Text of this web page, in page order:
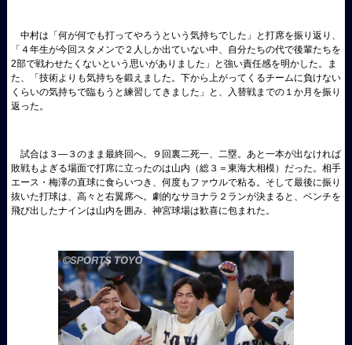
中村は「何が何でも打ってやろうという気持ちでした」と打席を振り返り、
「４年生が今回スタメンで２人しか出ていない中、自分たちの代で後輩たちを
2部で戦わせたくないという思いがありました」と強い責任感を明かした。ま
た、「技術よりも気持ちを鍛えました。下から上がってくるチームに負けない
くらいの気持ちで臨もうと練習してきました」と、入替戦までの１か月を振り
返った。
試合は３―３のまま最終回へ。９回裏二死一、二塁。あと一本が出なければ
敗戦もよぎる場面で打席に立ったのは山内（総３＝東海大相模）だった。相手
エース・梅澤の直球に食らいつき、何度もファウルで粘る。そして最後に振り
抜いた打球は、高々と右翼席へ。劇的なサヨナラ２ランが決まると、ベンチを
飛び出したナインは山内を囲み、神宮球場は歓喜に包まれた。